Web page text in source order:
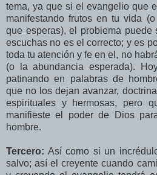
tema, ya que si el evangelio que
manifestando frutos en tu vida
que esperas), el problema
escuchas no es el correcto; y es
toda tu atención y fe en el, no
(o la abundancia esperada).
patinando en palabras de
que no los dejan avanzar,
espirituales y hermosas, pero
manifieste el poder de Dios
hombre.
Tercero: Así como si un
salvo; así el creyente cuando